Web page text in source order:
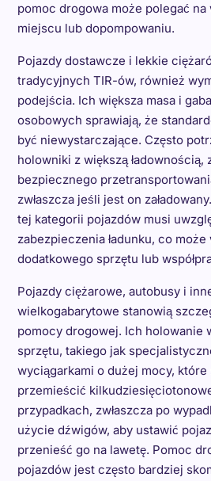
pomoc drogowa może polegać na
miejscu lub dopompowaniu.
Pojazdy dostawcze i lekkie
tradycyjnych TIR-ów, również
podejścia. Ich większa masa i
osobowych sprawiają, że
być niewystarczające. Często
holowniki z większą ładownością,
bezpiecznego
zwłaszcza jeśli jest on
tej kategorii pojazdów musi
zabezpieczenia ładunku, co może
dodatkowego sprzętu lub
Pojazdy ciężarowe, autobusy i
wielkogabarytowe stanowią
pomocy drogowej. Ich holowanie
sprzętu, takiego jak
wyciągarkami o dużej mocy,
przemieścić
przypadkach, zwłaszcza po
użycie dźwigów, aby ustawić
przenieść go na lawetę. Pomoc
pojazdów jest często bardziej